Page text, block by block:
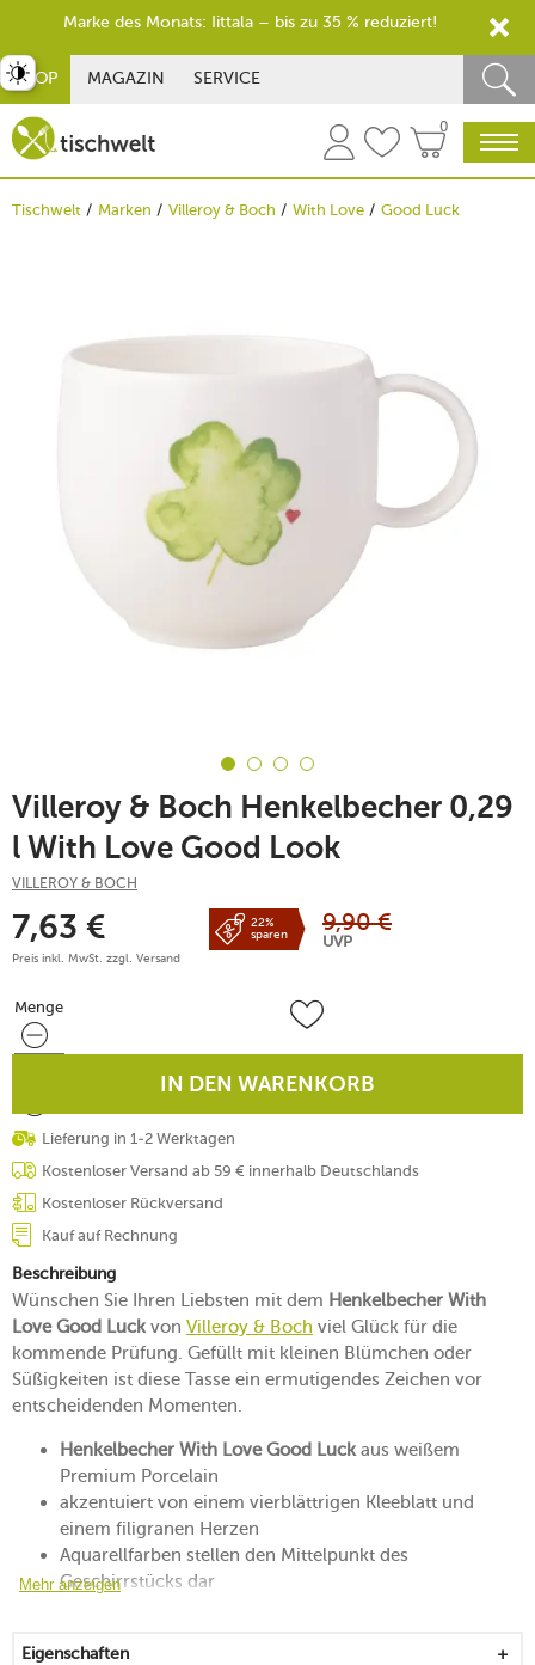
SHOP MAGAZIN SERVICE
0
Tischwelt Marken Villeroy & Boch With Love Good Luck
Villeroy & Boch Henkelbecher 0,29
l With Love Good Look
VILLEROY & BOCH
7,63 €
Preis inkl. MwSt. zzgl. Versand
22%
sparen
9,90 €
UVP
Menge
Menge
IN DEN WARENKORB
Lieferung in 1-2 Werktagen
Kostenloser Versand ab 59 € innerhalb Deutschlands
Kostenloser Rückversand
Kauf auf Rechnung
Beschreibung
Wünschen Sie Ihren Liebsten mit dem Henkelbecher With
Love Good Luckvon Villeroy & Boch viel Glück für die
kommende Prüfung. Gefüllt mit kleinen Blümchen oder
Süßigkeiten ist diese Tasse ein ermutigendes Zeichen vor
entscheidenden Momenten.
Henkelbecher With Love Good Luckaus weißem
Premium Porcelain
akzentuiert von einem vierblättrigen Kleeblatt und
einem filigranen Herzen
Aquarellfarben stellen den Mittelpunkt des
Geschirrstücks dar
weichen Linien
Mehr anzeigen
Eigenschaften
umschalten
Marke des Monats: Iittala – bis zu 35 % reduziert!